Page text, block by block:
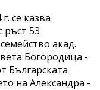
се казва
ръст 53
акад.
Богородица -
Българската
на Александра -